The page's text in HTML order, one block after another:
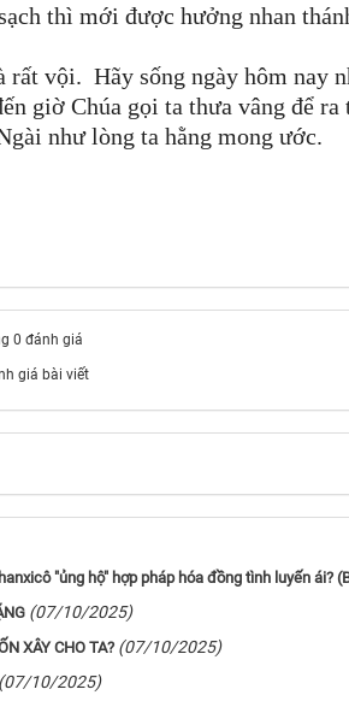
thì mới được hưởng nhan
rất vội. Hãy sống ngày hôm nay
giờ Chúa gọi ta thưa vâng để
như lòng ta hằng mong ước.
0 đánh giá
giá bài viết
"ủng hộ" hợp pháp hóa đồng tình luyến ái?
(07/10/2025)
XÂY CHO TA? (07/10/2025)
(07/10/2025)